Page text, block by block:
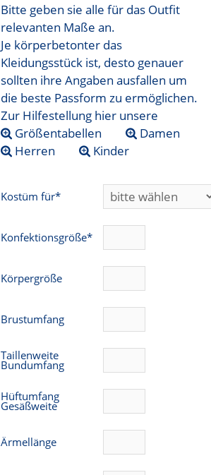
Bitte geben sie alle für das Outfit
relevanten Maße an.
Je körperbetonter das
Kleidungsstück ist, desto genauer
sollten ihre Angaben ausfallen um
die beste Passform zu ermöglichen.
Zur Hilfestellung hier unsere
Größentabellen
Damen
Herren
Kinder
Kostüm für*
Konfektionsgröße*
Körpergröße
Brustumfang
Taillenweite
Bundumfang
Hüftumfang
Gesäßweite
Ärmellänge